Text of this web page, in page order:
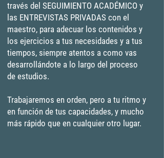
través del SEGUIMIENTO ACADÉMICO y
las ENTREVISTAS PRIVADAS con el
maestro, para adecuar los contenidos y
los ejercicios a tus necesidades y a tus
tiempos, siempre atentos a como vas
desarrollándote a lo largo del proceso
de estudios.
Trabajaremos en orden, pero a tu ritmo y
en función de tus capacidades, y mucho
más rápido que en cualquier otro lugar.